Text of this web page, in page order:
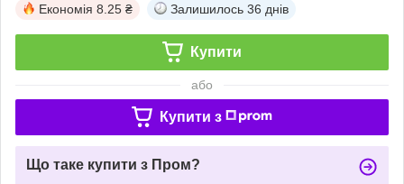
Економія 8.25 ₴ Залишилось 36 днів
Купити
або
Купити з
Що таке купити з Пром?